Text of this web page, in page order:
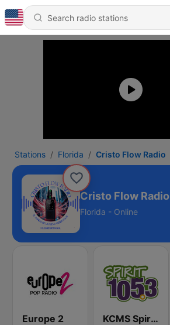
Stations Florida Cristo Flow Radio
Cristo Flow Radio
Florida - Online
Europe 2 KCMS Spirit 105.3 FM